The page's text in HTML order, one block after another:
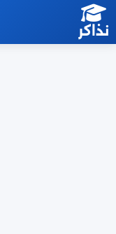
نذاكر